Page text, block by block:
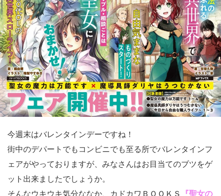
今週末はバレンタインデーですね！
街中のデパートでもコンビニでも至る所でバレンタインフ
ェアがやっておりますが、みなさんはお目当てのブツをゲ
ット出来ましたでしょうか。
そんなウキウキ気分ななか、カドカワＢＯＯＫＳ
『聖女の